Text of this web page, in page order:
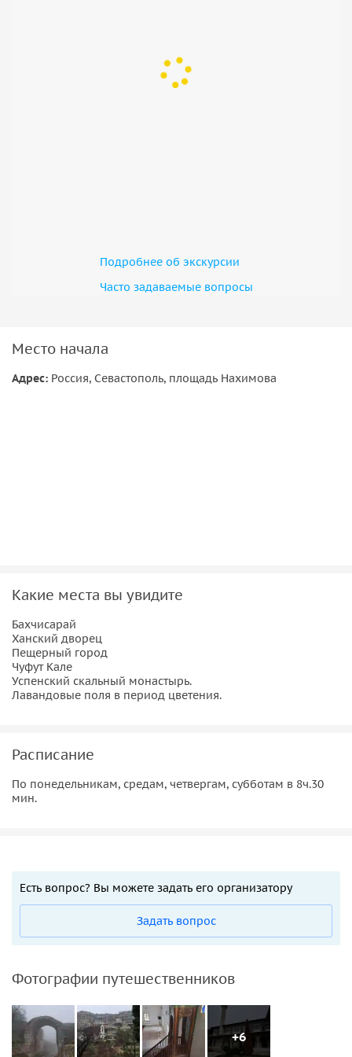
Подробнее об экскурсии
Часто задаваемые вопросы
Место начала
Адрес: Россия, Севастополь, площадь Нахимова
Какие места вы увидите
Бахчисарай
Ханский дворец
Пещерный город
Чуфут Кале
Успенский скальный монастырь.
Лавандовые поля в период цветения.
Расписание
По понедельникам, средам, четвергам, субботам в 8ч.30
мин.
Есть вопрос? Вы можете задать его организатору
Задать вопрос
Фотографии путешественников
+6